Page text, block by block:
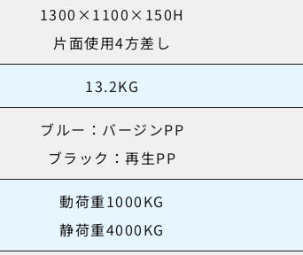
1300×1100×150H
片面使用4方差し
13.2KG
ブルー：バージンPP
ブラック：再生PP
動荷重1000KG
静荷重4000KG